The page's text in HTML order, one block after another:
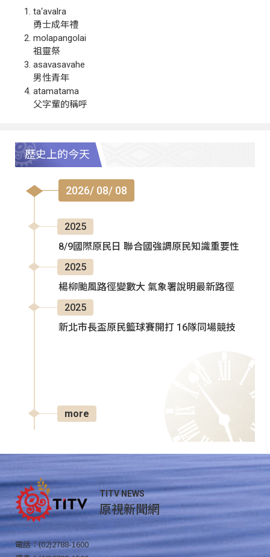
ta‘avalra
勇士成年禮
molapangolai
祖靈祭
asavasavahe
男性青年
atamatama
父字輩的稱呼
歷史上的今天
2026/ 08/ 08
2025
8/9國際原民日 聯合國強調原民知識重要性
2025
楊柳颱風路徑變數大 氣象署說明最新路徑
2025
新北市長盃原民籃球賽開打 16隊同場競技
more
TITV NEWS
原視新聞網
電話：(02)2788-1600